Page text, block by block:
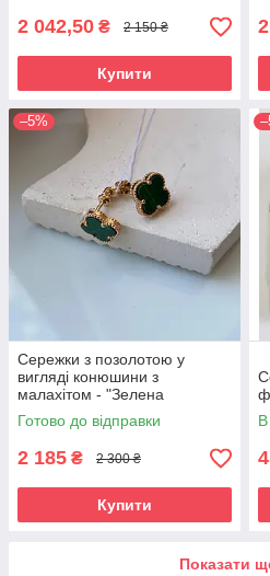
2 042,50 ₴ 2 150 ₴
Купити
–5%
Сережки з позолотою у
вигляді конюшини з
малахітом - "Зелена
конюшина" (1 см)
Готово до відправки
2 185 ₴ 2 300 ₴
Купити
В
Показати